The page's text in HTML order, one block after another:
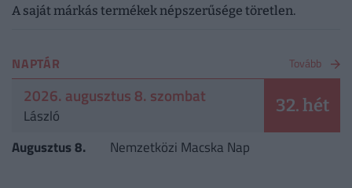
A saját márkás termékek népszerűsége töretlen.
NAPTÁR Tovább
2026. augusztus 8. szombat
László 32. hét
Augusztus 8. Nemzetközi Macska Nap